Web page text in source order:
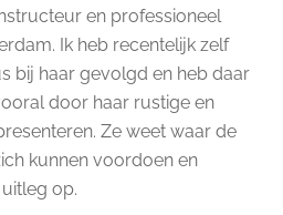
en professioneel
Ik heb recentelijk zelf
bij haar gevolgd en heb daar
door haar rustige en
Ze weet waar de
kunnen voordoen en
op.